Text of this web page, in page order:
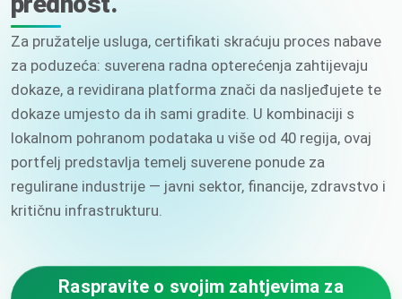
Za pružatelje usluga, certifikati skraćuju proces nabave
za poduzeća: suverena radna opterećenja zahtijevaju
dokaze, a revidirana platforma znači da nasljeđujete te
dokaze umjesto da ih sami gradite. U kombinaciji s
lokalnom pohranom podataka u više od 40 regija, ovaj
portfelj predstavlja temelj suverene ponude za
regulirane industrije — javni sektor, financije, zdravstvo i
kritičnu infrastrukturu.
Raspravite o svojim zahtjevima za